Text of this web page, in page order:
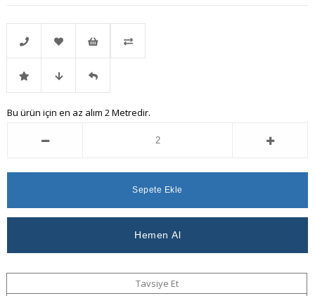
Telefonla
Sipariş
Favorilere
Ekle
İstek
Listeme
İndirimli Fiyat
Ver
Gelince
Bu ürün için en az alım 2 Metredir.
Tavsiye Et